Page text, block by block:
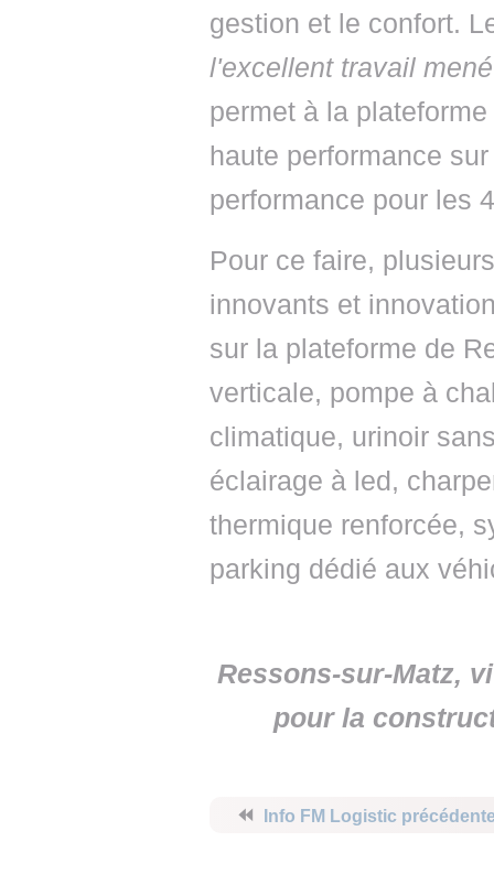
gestion et le confort.
l'excellent travail
permet à la
haute performance
performance pour les
Pour ce faire,
innovants et
sur la plateforme de
verticale, pompe à
climatique, urinoir
éclairage à led,
thermique renforcée,
parking dédié aux
Ressons-sur-Matz,
pour la
⏪ Info FM Logistic